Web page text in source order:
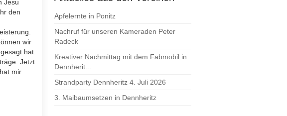
Jesu
den
wir
hat.
Jetzt
mir
Apfelernte in Ponitz
Nachruf für unseren Kameraden Peter
Radeck
Kreativer Nachmittag mit dem Fabmobil in
Dennherit...
Strandparty Dennheritz 4. Juli 2026
3. Maibaumsetzen in Dennheritz